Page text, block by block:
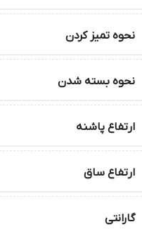
نحوه تمیز کردن
نحوه بسته شدن
ارتفاع پاشنه
ارتفاع ساق
گارانتی